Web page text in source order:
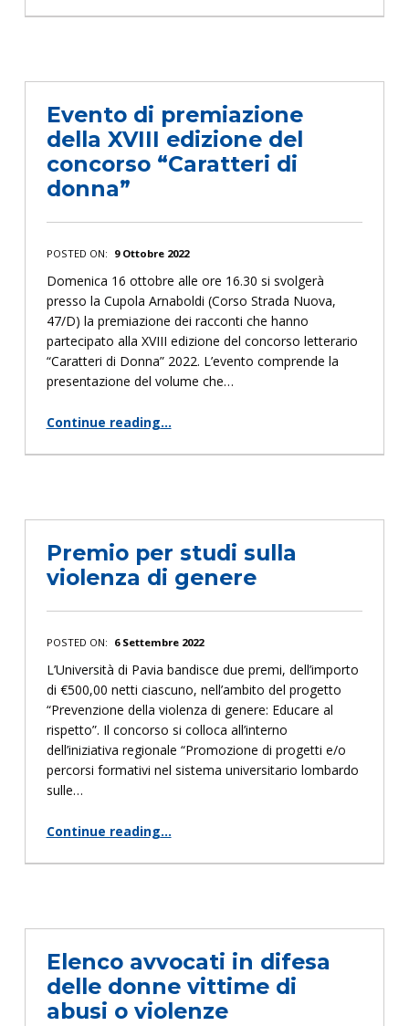
Evento di premiazione
della XVIII edizione del
concorso “Caratteri di
donna”
POSTED ON: 9 Ottobre 2022
Domenica 16 ottobre alle ore 16.30 si svolgerà
presso la Cupola Arnaboldi (Corso Strada Nuova,
47/D) la premiazione dei racconti che hanno
partecipato alla XVIII edizione del concorso letterario
“Caratteri di Donna” 2022. L’evento comprende la
presentazione del volume che…
Continue reading…
Premio per studi sulla
violenza di genere
POSTED ON: 6 Settembre 2022
L’Università di Pavia bandisce due premi, dell’importo
di €500,00 netti ciascuno, nell’ambito del progetto
“Prevenzione della violenza di genere: Educare al
rispetto”. Il concorso si colloca all’interno
dell’iniziativa regionale “Promozione di progetti e/o
percorsi formativi nel sistema universitario lombardo
sulle…
Continue reading…
Elenco avvocati in difesa
delle donne vittime di
abusi o violenze